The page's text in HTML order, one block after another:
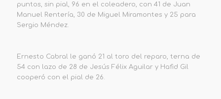
puntos, sin pial, 96 en el coleadero, con 41 de Juan
Manuel Rentería, 30 de Miguel Miramontes y 25 para
Sergio Méndez.
Ernesto Cabral le ganó 21 al toro del reparo, terna de
54 con lazo de 28 de Jesús Félix Aguilar y Hafid Gil
cooperó con el pial de 26.